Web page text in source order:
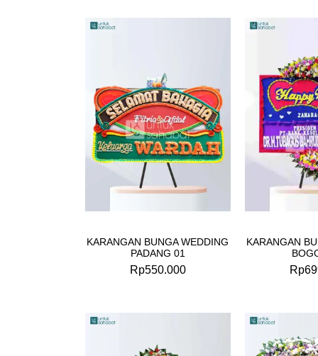
KARANGAN BUNGA WEDDING
PADANG 01
Rp550.000
KARANGAN
Rp
Current